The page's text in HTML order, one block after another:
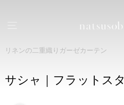
リネンの二重織りガーゼカーテン
サシャ｜フラットス